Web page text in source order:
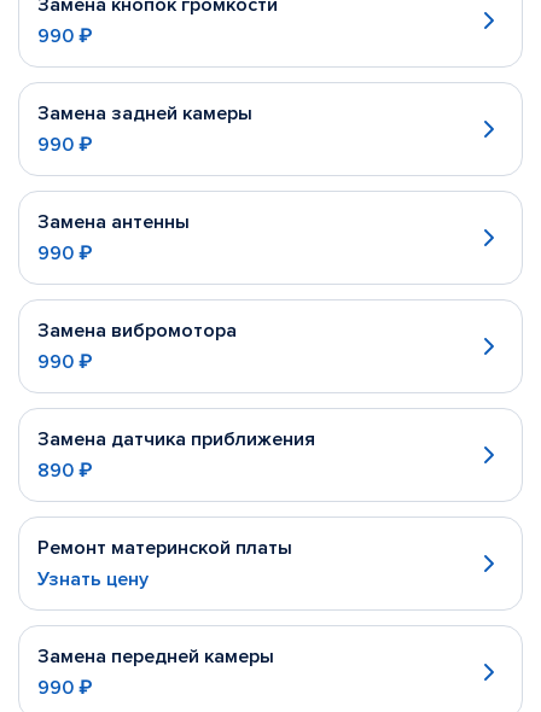
Замена кнопок громкости
990 ₽
Замена задней камеры
990 ₽
Замена антенны
990 ₽
Замена вибромотора
990 ₽
Замена датчика приближения
890 ₽
Ремонт материнской платы
Узнать цену
Замена передней камеры
990 ₽